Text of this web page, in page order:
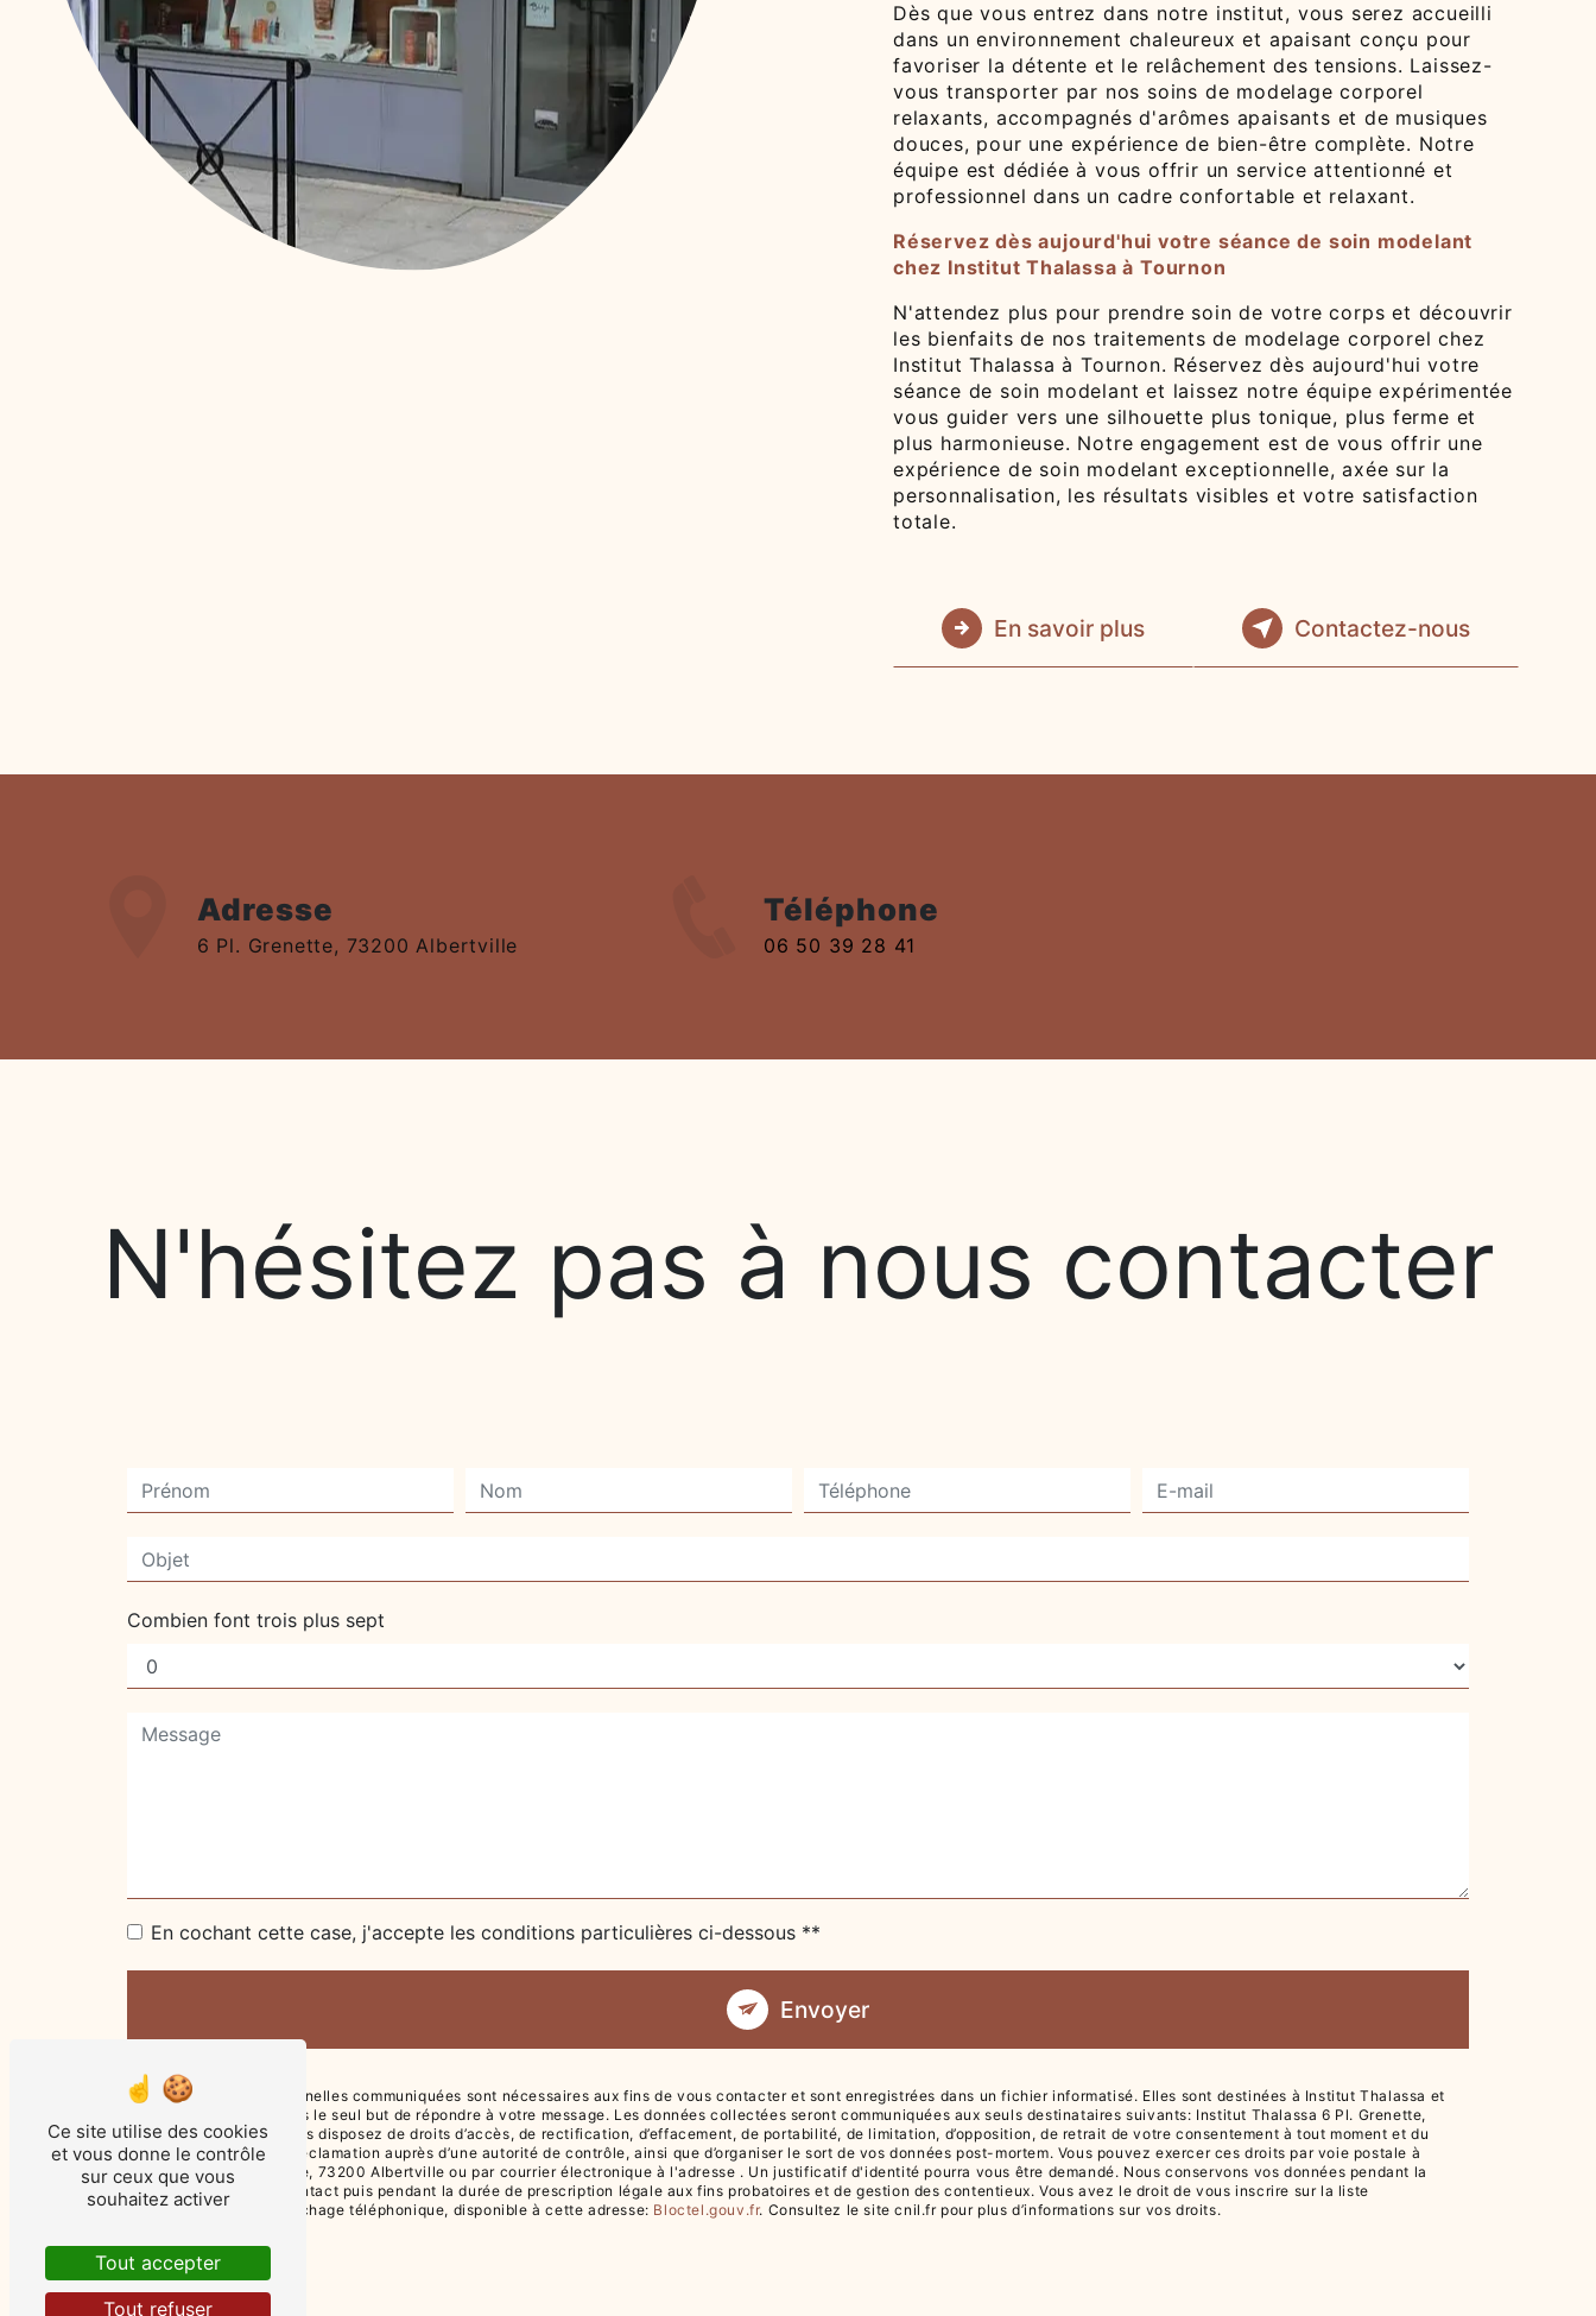
Dès que vous entrez dans notre institut, vous serez accueilli
dans un environnement chaleureux et apaisant conçu pour
favoriser la détente et le relâchement des tensions. Laissez-
vous transporter par nos soins de modelage corporel
relaxants, accompagnés d'arômes apaisants et de musiques
douces, pour une expérience de bien-être complète. Notre
équipe est dédiée à vous offrir un service attentionné et
professionnel dans un cadre confortable et relaxant.
Réservez dès aujourd'hui votre séance de soin modelant
chez Institut Thalassa à Tournon
N'attendez plus pour prendre soin de votre corps et découvrir
les bienfaits de nos traitements de modelage corporel chez
Institut Thalassa à Tournon. Réservez dès aujourd'hui votre
séance de soin modelant et laissez notre équipe expérimentée
vous guider vers une silhouette plus tonique, plus ferme et
plus harmonieuse. Notre engagement est de vous offrir une
expérience de soin modelant exceptionnelle, axée sur la
personnalisation, les résultats visibles et votre satisfaction
totale.
En savoir plus Contactez-nous
Adresse
6 Pl. Grenette, 73200 Albertville
Téléphone
06 50 39 28 41
N'hésitez pas à nous contacter
Combien font trois plus sept
En cochant cette case, j'accepte les conditions particulières ci-dessous **
Envoyer
** Les données personnelles communiquées sont nécessaires aux fins de vous contacter et sont enregistrées dans un fichier informatisé. Elles sont destinées à Institut Thalassa et
ses sous-traitants dans le seul but de répondre à votre message. Les données collectées seront communiquées aux seuls destinataires suivants: Institut Thalassa 6 Pl. Grenette,
73200 Albertville . Vous disposez de droits d’accès, de rectification, d’effacement, de portabilité, de limitation, d’opposition, de retrait de votre consentement à tout moment et du
droit d’introduire une réclamation auprès d’une autorité de contrôle, ainsi que d’organiser le sort de vos données post-mortem. Vous pouvez exercer ces droits par voie postale à
l'adresse 6 Pl. Grenette, 73200 Albertville ou par courrier électronique à l'adresse . Un justificatif d'identité pourra vous être demandé. Nous conservons vos données pendant la
période de prise de contact puis pendant la durée de prescription légale aux fins probatoires et de gestion des contentieux. Vous avez le droit de vous inscrire sur la liste
d'opposition au démarchage téléphonique, disponible à cette adresse: Bloctel.gouv.fr. Consultez le site cnil.fr pour plus d’informations sur vos droits.
Ce site utilise des cookies
et vous donne le contrôle
sur ceux que vous
souhaitez activer
Tout accepter
Tout refuser